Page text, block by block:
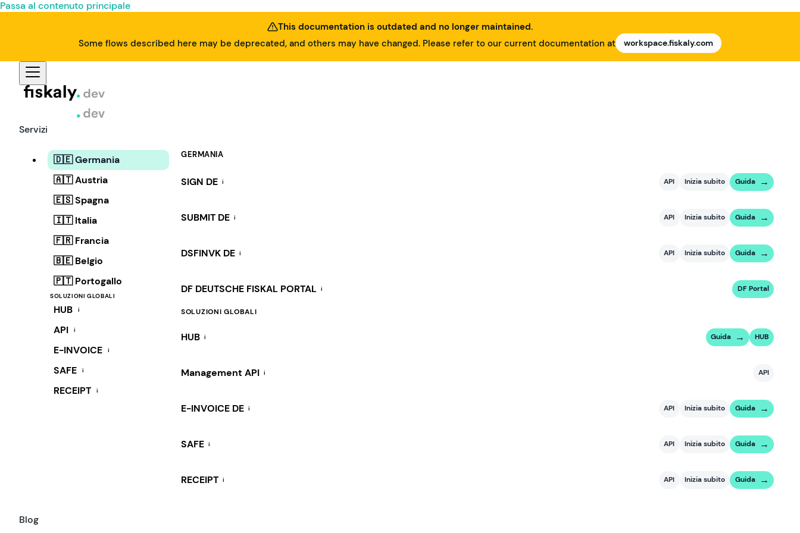
Passa al contenuto principale
This documentation is outdated and no longer maintained.
Some flows described here may be deprecated, and others may have changed. Please refer to our current documentation at
workspace.fiskaly.com
Servizi
🇩🇪 Germania
🇦🇹 Austria
🇪🇸 Spagna
🇮🇹 Italia
🇫🇷 Francia
🇧🇪 Belgio
🇵🇹 Portogallo
SOLUZIONI GLOBALI
HUB i
API i
E-INVOICE i
SAFE i
RECEIPT i
GERMANIA
SIGN DE i API Inizia subito Guida
SUBMIT DE i API Inizia subito Guida
DSFINVK DE i API Inizia subito Guida
DF DEUTSCHE FISKAL PORTAL i DF Portal
SOLUZIONI GLOBALI
HUB i Guida HUB
Management API i API
E-INVOICE DE i API Inizia subito Guida
SAFE i API Inizia subito Guida
RECEIPT i API Inizia subito Guida
Blog